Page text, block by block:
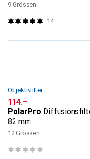
9 Grössen
14
Objektivfilter
CHF
114.–
PolarPro
82 mm
12 Grössen